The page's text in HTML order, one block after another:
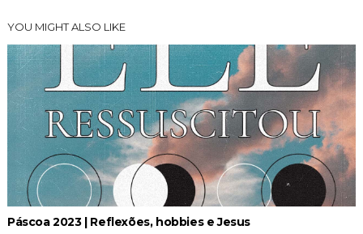
YOU MIGHT ALSO LIKE
Páscoa 2023 | Reflexões, hobbies e Jesus